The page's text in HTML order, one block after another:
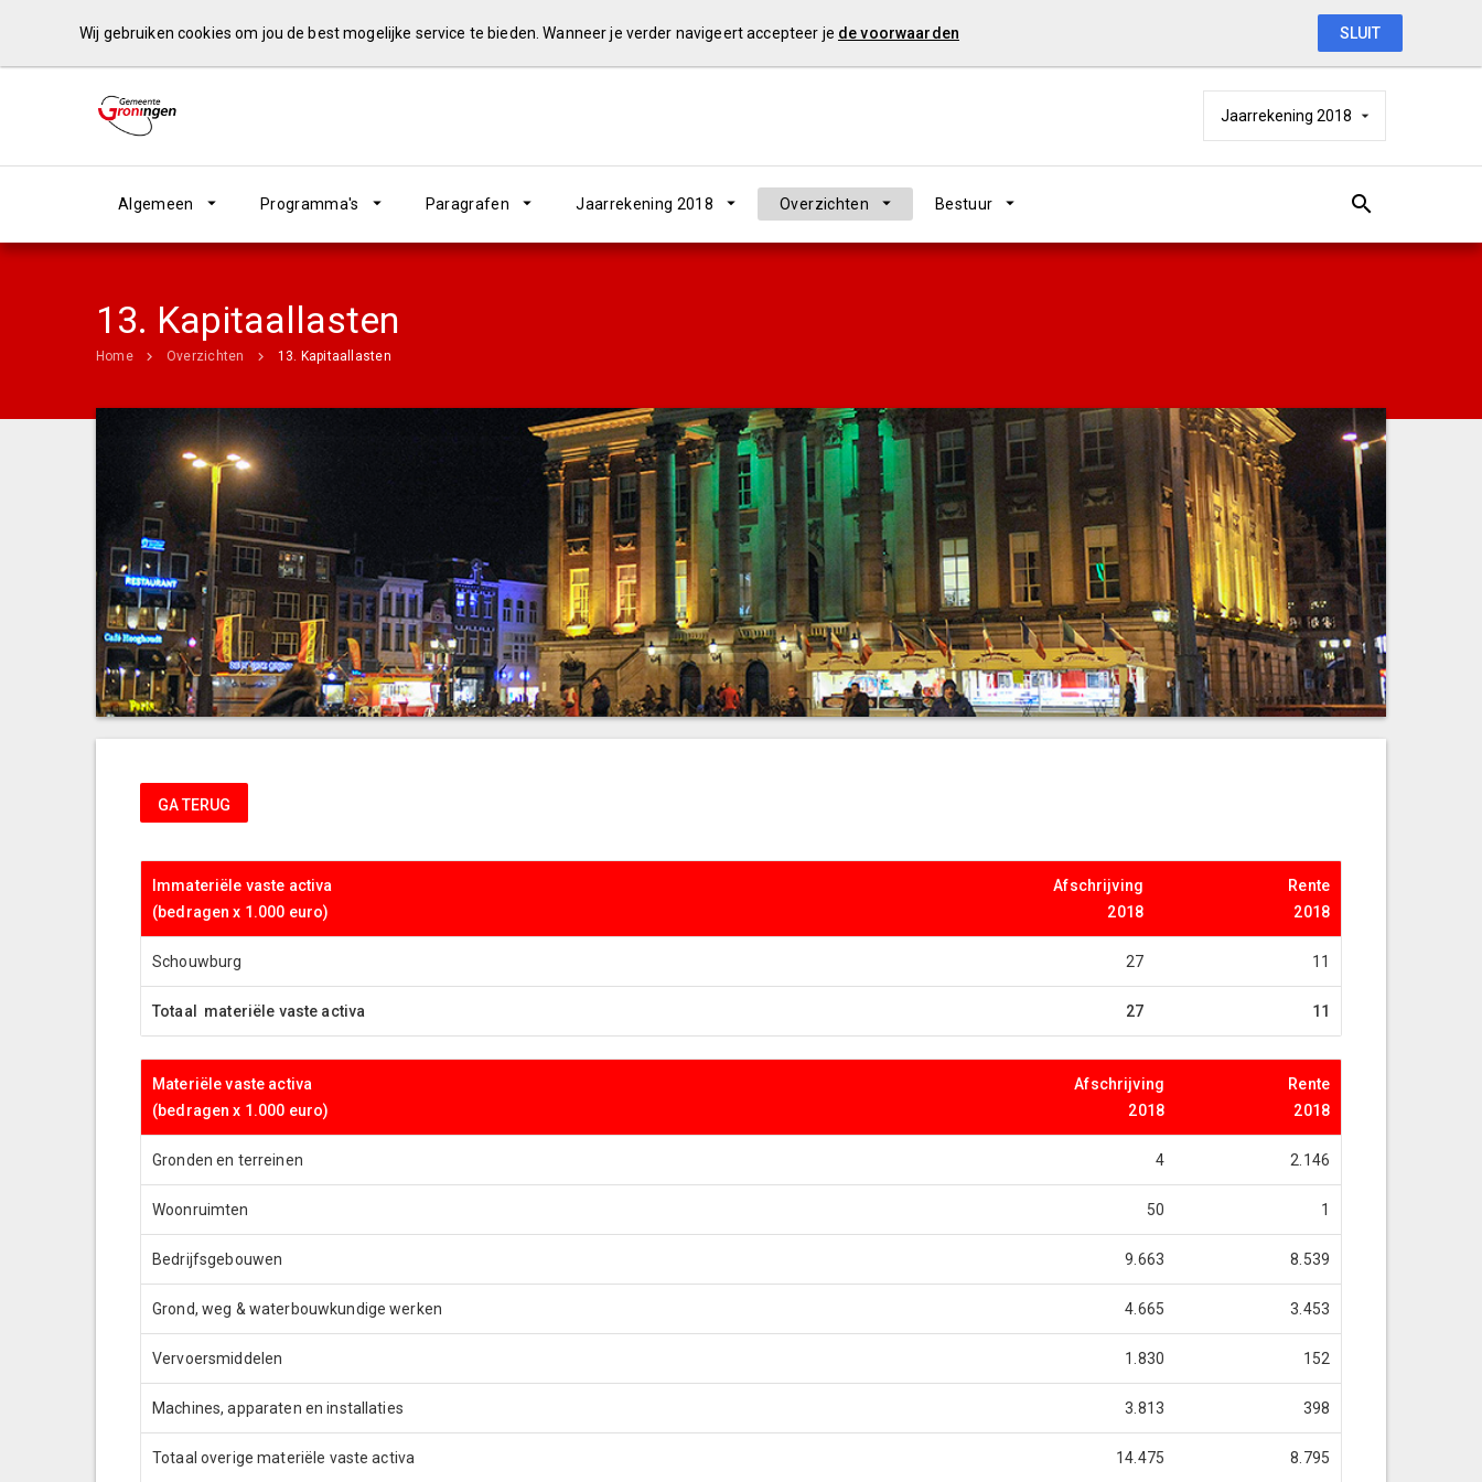
Jaarrekening 2018
Algemeen Programma's Paragrafen Jaarrekening 2018 Overzichten Bestuur
13. Kapitaallasten
Home Overzichten 13. Kapitaallasten
Immateriële vaste activa
(bedragen x 1.000 euro)
Afschrijving
2018
Rente
2018
Schouwburg 27 11
Totaal materiële vaste activa 27 11
Materiële vaste activa
(bedragen x 1.000 euro)
Afschrijving
2018
Rente
2018
Gronden en terreinen 4 2.146
Woonruimten 50 1
Bedrijfsgebouwen 9.663 8.539
Grond, weg & waterbouwkundige werken 4.665 3.453
Vervoersmiddelen 1.830 152
Machines, apparaten en installaties 3.813 398
Totaal overige materiële vaste activa 14.475 8.795
GA TERUG
Wij gebruiken cookies om jou de best mogelijke service te bieden. Wanneer je verder navigeert accepteer je de voorwaarden SLUIT